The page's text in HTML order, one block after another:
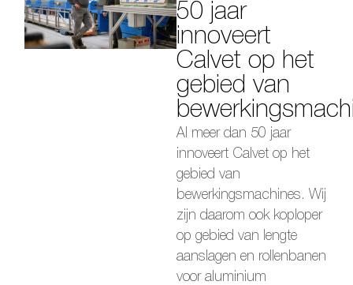
50 jaar
innoveert
Calvet op het
gebied van
Al meer dan 50 jaar
innoveert Calvet op het
gebied van
bewerkingsmachines. Wij
zijn daarom ook koploper
op gebied van lengte
aanslagen en rollenbanen
voor aluminium